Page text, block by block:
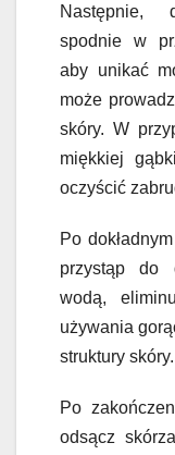
Następnie,
spodnie w
aby unikać
może
skóry. W
miękkiej
oczyścić
Po
przystąp do
wodą,
używania
struktury skóry.
Po
odsącz